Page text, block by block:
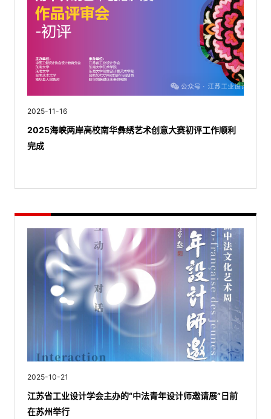
2025-11-16
2025海峡两岸高校南华彝绣艺术创意大赛初评工作顺利
完成
2025-10-21
江苏省工业设计学会主办的“中法青年设计师邀请展”日前
在苏州举行